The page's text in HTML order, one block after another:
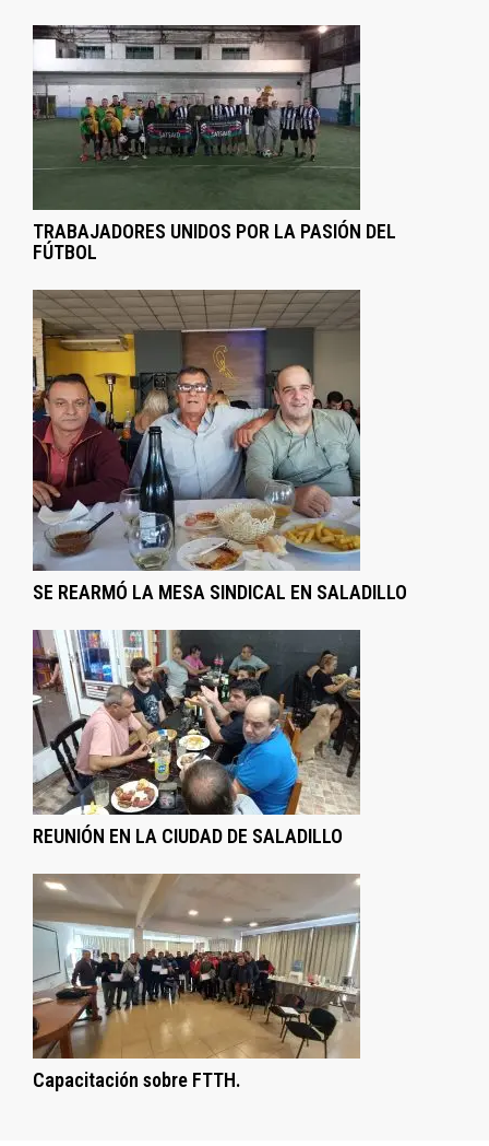
TRABAJADORES UNIDOS POR LA PASIÓN DEL
FÚTBOL
SE REARMÓ LA MESA SINDICAL EN SALADILLO
REUNIÓN EN LA CIUDAD DE SALADILLO
Capacitación sobre FTTH.